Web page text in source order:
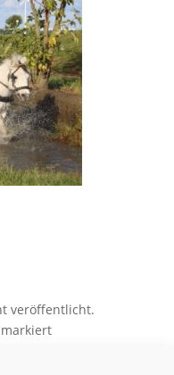
veröffentlicht.
markiert